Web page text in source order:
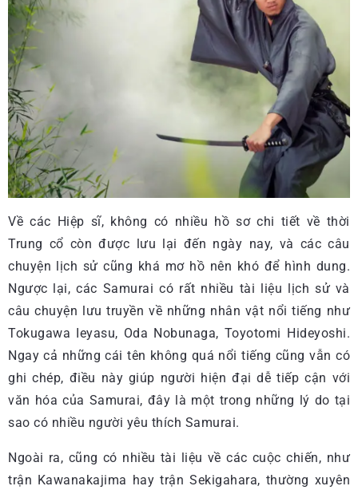
Về các Hiệp sĩ, không có nhiều hồ sơ chi tiết về thời
Trung cổ còn được lưu lại đến ngày nay, và các câu
chuyện lịch sử cũng khá mơ hồ nên khó để hình dung.
Ngược lại, các Samurai có rất nhiều tài liệu lịch sử và
câu chuyện lưu truyền về những nhân vật nổi tiếng như
Tokugawa Ieyasu, Oda Nobunaga, Toyotomi Hideyoshi.
Ngay cả những cái tên không quá nổi tiếng cũng vẫn có
ghi chép, điều này giúp người hiện đại dễ tiếp cận với
văn hóa của Samurai, đây là một trong những lý do tại
sao có nhiều người yêu thích Samurai.
Ngoài ra, cũng có nhiều tài liệu về các cuộc chiến, như
trận Kawanakajima hay trận Sekigahara, thường xuyên